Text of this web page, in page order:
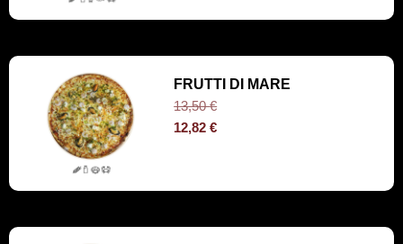
FRUTTI DI MARE
13,50€
12,82€